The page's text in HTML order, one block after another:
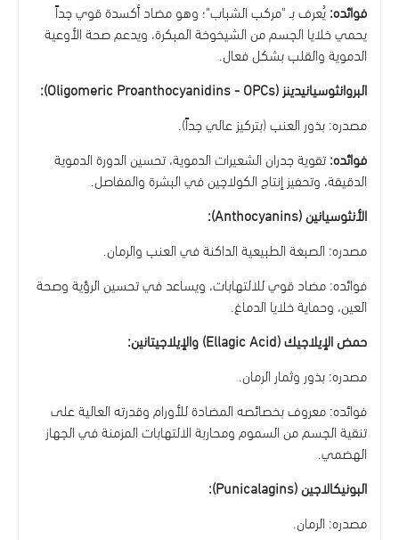
فوائده: يُعرف بـ "مركب الشباب"؛ وهو مضاد أكسدة قوي جداً
يحمي خلايا الجسم من الشيخوخة المبكرة، ويدعم صحة الأوعية
الدموية والقلب بشكل فعال.
البروانثوسيانيدينز (Oligomeric Proanthocyanidins - OPCs):
مصدره: بذور العنب (بتركيز عالي جداً).
فوائده: تقوية جدران الشعيرات الدموية، تحسين الدورة الدموية
الدقيقة، وتحفيز إنتاج الكولاجين في البشرة والمفاصل.
الأنثوسيانين (Anthocyanins):
مصدره: الصبغة الطبيعية الداكنة في العنب والرمان.
فوائده: مضاد قوي للالتهابات، ويساعد في تحسين الرؤية وصحة
العين، وحماية خلايا الدماغ.
حمض الإيلاجيك (Ellagic Acid) والإيلاجيتانين:
مصدره: بذور وثمار الرمان.
فوائده: معروف بخصائصه المضادة للأورام وقدرته العالية على
تنقية الجسم من السموم ومحاربة الالتهابات المزمنة في الجهاز
الهضمي.
البونيكالاجين (Punicalagins):
مصدره: الرمان.